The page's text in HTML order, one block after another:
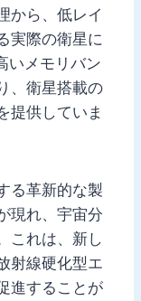
から、低レイ
実際の衛星に
いメモリバン
、衛星搭載の
提供していま
る革新的な製
現れ、宇宙分
これは、新し
射線硬化型エ
進することが